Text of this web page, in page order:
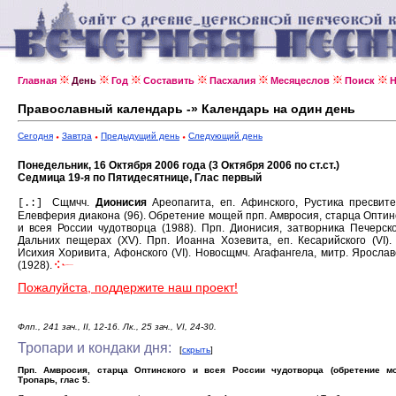
Главная День Год Составить Пасхалия Месяцеслов Поиск
Православный календарь -» Календарь на один день
Сегодня Завтра Предыдущий день Следующий день
Понедельник, 16 Октября 2006 года (3 Октября 2006 по ст.ст.)
Седмица 19-я по Пятидесятнице, Глас первый
[.:] Сщмчч. ДионисияАреопагита, еп. Афинского, Рустика
Елевферия диакона (96).Обретение мощей прп. Амвросия, старца
и всея России чудотворца (1988). Прп. Дионисия, затворника
Дальних пещерах (XV). Прп. Иоанна Хозевита, еп. Кесарийского
Исихия Хоривита, Афонского (VI). Новосщмч. Агафангела, митр.
(1928).
Пожалуйста, поддержите наш проект!
Флп., 241 зач., II, 12-16. Лк., 25 зач., VI, 24-30.
Тропари и кондаки дня: [скрыть]
Прп. Амвросия, старца Оптинского и всея России чудотворца (обретение
Тропарь, глас 5.